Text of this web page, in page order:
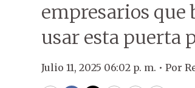
empresarios que
usar esta puerta
Julio 11, 2025 06:02 p. m. • Por